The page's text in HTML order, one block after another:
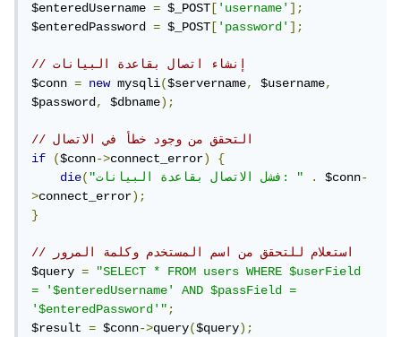
$enteredUsername = $_POST ['username'];
$enteredPassword = $_POST ['password'];
// إنشاء اتصال بقاعدة البيانات
$conn = new mysqli($servername, $username,
$password, $dbname);
// التحقق من وجود خطأ في الاتصال
if
($conn->connect_error)
{
die( "فشل الاتصال بقاعدة البيانات: " . $conn-
>connect_error);
}
// استعلام للتحقق من اسم المستخدم وكلمة المرور
$query =
"SELECT * FROM users WHERE $userField
= '$enteredUsername' AND $passField =
'$enteredPassword'";
$result = $conn->query($query);